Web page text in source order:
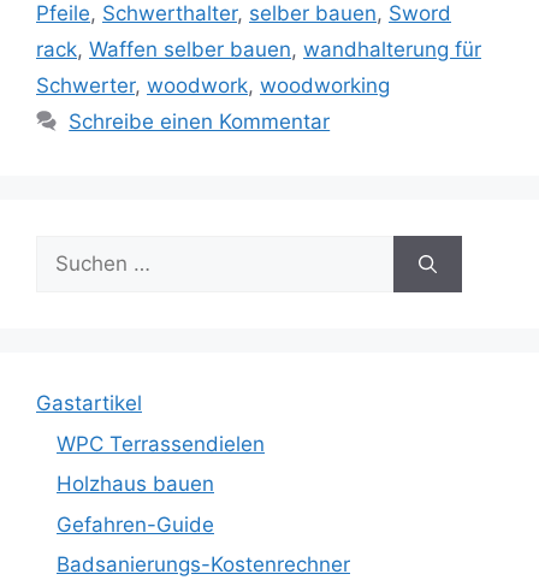
Pfeile, Schwerthalter, selber bauen, Sword
rack, Waffen selber bauen, wandhalterung für
Schwerter, woodwork, woodworking
Schreibe einen Kommentar
Suche
nach:
Gastartikel
WPC Terrassendielen
Holzhaus bauen
Gefahren-Guide
Badsanierungs-Kostenrechner